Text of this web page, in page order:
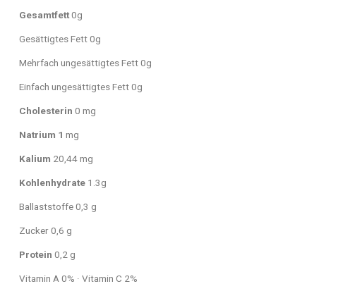
Gesamtfett0g
Gesättigtes Fett 0g
Mehrfach ungesättigtes Fett 0g
Einfach ungesättigtes Fett 0g
Cholesterin 0 mg
Natrium 1 mg
Kalium 20,44 mg
Kohlenhydrate 1.3g
Ballaststoffe 0,3 g
Zucker 0,6 g
Protein 0,2 g
Vitamin A 0% · Vitamin C 2%